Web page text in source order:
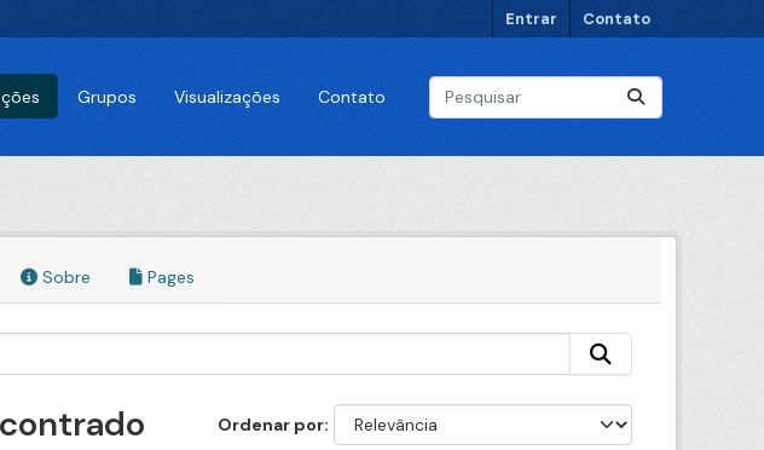
Entrar Contato
Grupos Visualizações Contato
Sobre Pages
Ordenar por